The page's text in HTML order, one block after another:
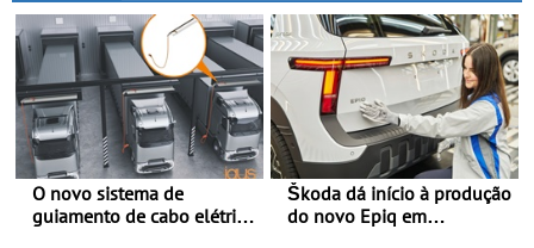
O novo sistema de
guiamento de cabo elétrico
Škoda dá início à produção
do novo Epiq em